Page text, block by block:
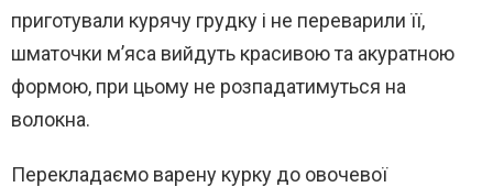
приготували курячу грудку і не переварили її,
шматочки м’яса вийдуть красивою та акуратною
формою, при цьому не розпадатимуться на
волокна.
Перекладаємо варену курку до овочевої